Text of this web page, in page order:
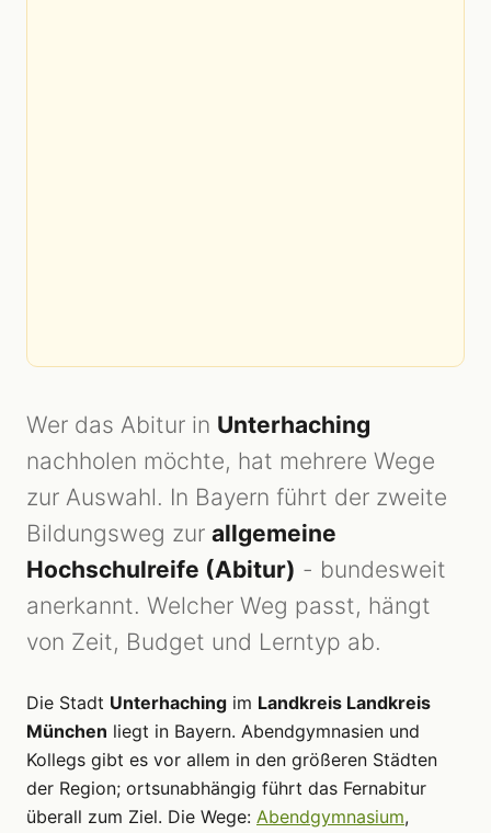
Wer das Abitur in Unterhaching
nachholen möchte, hat mehrere Wege
zur Auswahl. In Bayern führt der zweite
Bildungsweg zur allgemeine
Hochschulreife (Abitur) - bundesweit
anerkannt. Welcher Weg passt, hängt
von Zeit, Budget und Lerntyp ab.
Die Stadt Unterhaching im Landkreis Landkreis
München liegt in Bayern. Abendgymnasien und
Kollegs gibt es vor allem in den größeren Städten
der Region; ortsunabhängig führt das Fernabitur
überall zum Ziel. Die Wege: Abendgymnasium,